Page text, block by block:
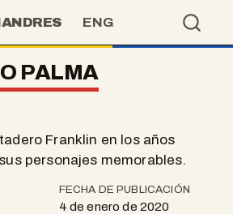
ENG
PALMA
Franklin en los años
personajes memorables.
FECHA DE PUBLICACIÓN
4 de enero de 2020